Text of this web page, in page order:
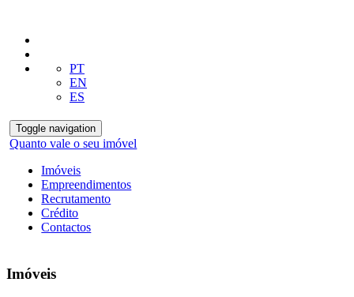
PT
EN
ES
Toggle navigation
Quanto vale o seu imóvel
Imóveis
Empreendimentos
Recrutamento
Crédito
Contactos
Imóveis